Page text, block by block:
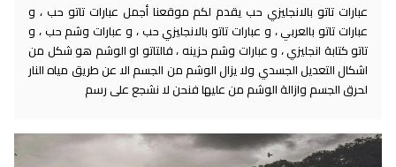
عبارات تاتو بالانجليزي حب يقدم لكم موقعنا أجمل عبارات تاتو حب ، و
عبارات تاتو بالعربي ، و عبارات تاتو بالانجليزي حب ، و عبارات وشم حب ، و
تاتو كتابة انجليزي ، و عبارات وشم حزينه ، فالتاتو او الوشم هو شكل من
اشكال التعديل الجسدي ولا يزال الوشم من الجسم الا عن طريق مياه النار
لحرق الجسم وازالة الوشم من عليها فنحن لا نشجع على رسم